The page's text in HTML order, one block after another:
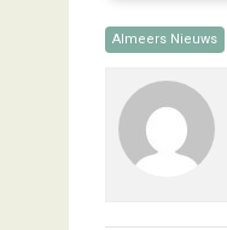
Almeers Nieuws